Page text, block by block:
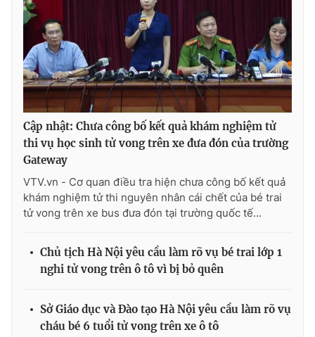
Cập nhật: Chưa công bố kết quả khám nghiệm tử
thi vụ học sinh tử vong trên xe đưa đón của trường
Gateway
VTV.vn - Cơ quan điều tra hiện chưa công bố kết quả
khám nghiệm tử thi nguyên nhân cái chết của bé trai
tử vong trên xe bus đưa đón tại trường quốc tế...
Chủ tịch Hà Nội yêu cầu làm rõ vụ bé trai lớp 1
nghi tử vong trên ô tô vì bị bỏ quên
Sở Giáo dục và Đào tạo Hà Nội yêu cầu làm rõ vụ
cháu bé 6 tuổi tử vong trên xe ô tô